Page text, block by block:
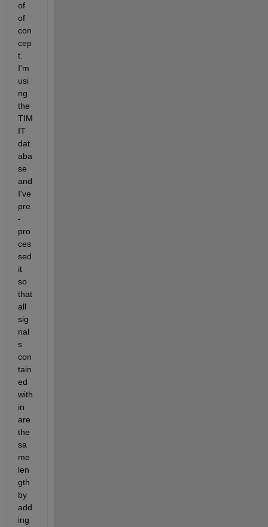
of
of
con
cep
t.
I'm
usi
ng
the
TIM
IT
dat
aba
se
and
I've
pre
-
pro
ces
sed
it
so
that
all
sig
nal
s
con
tain
ed
with
in
are
the
sa
me
len
gth
by
add
ing